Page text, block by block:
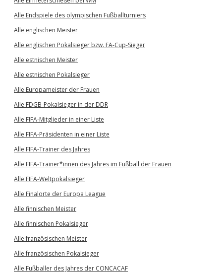
Alle Endspiele des olympischen Fußballturniers
Alle englischen Meister
Alle englischen Pokalsieger bzw. FA-Cup-Sieger
Alle estnischen Meister
Alle estnischen Pokalsieger
Alle Europameister der Frauen
Alle FDGB-Pokalsieger in der DDR
Alle FIFA-Mitglieder in einer Liste
Alle FIFA-Präsidenten in einer Liste
Alle FIFA-Trainer des Jahres
Alle FIFA-Trainer*innen des Jahres im Fußball der Frauen
Alle FIFA-Weltpokalsieger
Alle Finalorte der Europa League
Alle finnischen Meister
Alle finnischen Pokalsieger
Alle französischen Meister
Alle französischen Pokalsieger
Alle Fußballer des Jahres der CONCACAF